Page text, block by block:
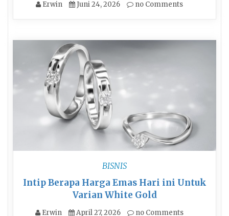
Erwin Juni 24, 2026 no Comments
BISNIS
Intip Berapa Harga Emas Hari ini Untuk
Varian White Gold
Erwin April 27, 2026 no Comments